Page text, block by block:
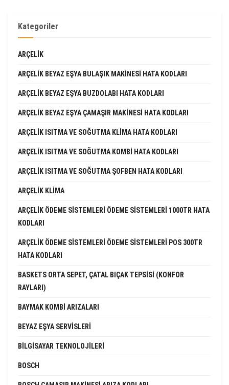
Kategoriler
ARÇELIK
ARÇELIK BEYAZ EŞYA BULAŞIK MAKINESI HATA KODLARI
ARÇELIK BEYAZ EŞYA BUZDOLABI HATA KODLARI
ARÇELIK BEYAZ EŞYA ÇAMAŞIR MAKINESI HATA KODLARI
ARÇELIK ISITMA VE SOĞUTMA KLIMA HATA KODLARI
ARÇELIK ISITMA VE SOĞUTMA KOMBI HATA KODLARI
ARÇELIK ISITMA VE SOĞUTMA ŞOFBEN HATA KODLARI
ARÇELIK KLIMA
ARÇELIK ÖDEME SISTEMLERI ÖDEME SISTEMLERI 1000TR HATA
KODLARI
ARÇELIK ÖDEME SISTEMLERI ÖDEME SISTEMLERI POS 300TR
HATA KODLARI
BASKETS ORTA SEPET, ÇATAL BIÇAK TEPSISI (KONFOR
RAYLARI)
BAYMAK KOMBI ARIZALARI
BEYAZ EŞYA SERVISLERI
BILGISAYAR TEKNOLOJILERI
BOSCH